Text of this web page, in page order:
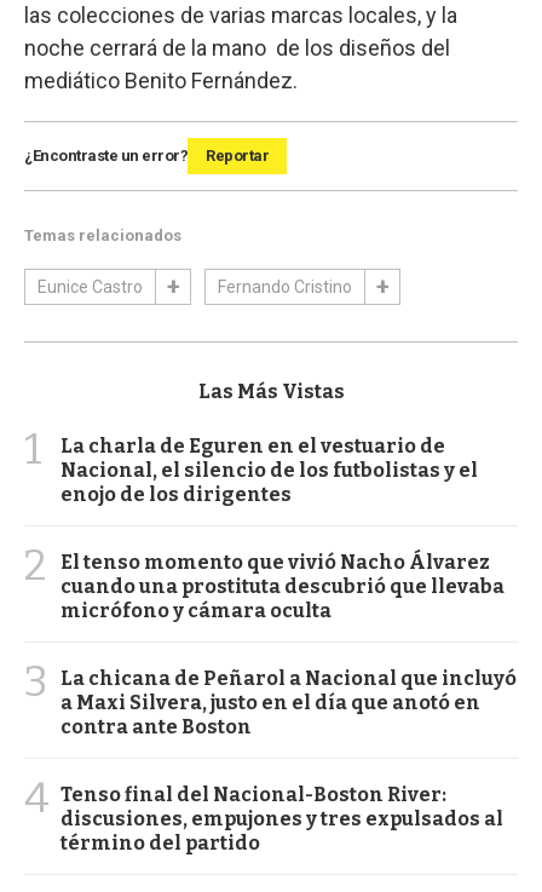
las colecciones de varias marcas locales, y la
noche cerrará de la mano de los diseños del
mediático Benito Fernández.
¿Encontraste un error? Reportar
Temas relacionados
Eunice Castro Fernando Cristino
Las Más Vistas
1
La charla de Eguren en el vestuario de
Nacional, el silencio de los futbolistas y el
enojo de los dirigentes
2
El tenso momento que vivió Nacho Álvarez
cuando una prostituta descubrió que llevaba
micrófono y cámara oculta
3
La chicana de Peñarol a Nacional que incluyó
a Maxi Silvera, justo en el día que anotó en
contra ante Boston
4 Tenso final del Nacional-Boston River:
discusiones, empujones y tres expulsados al
término del partido